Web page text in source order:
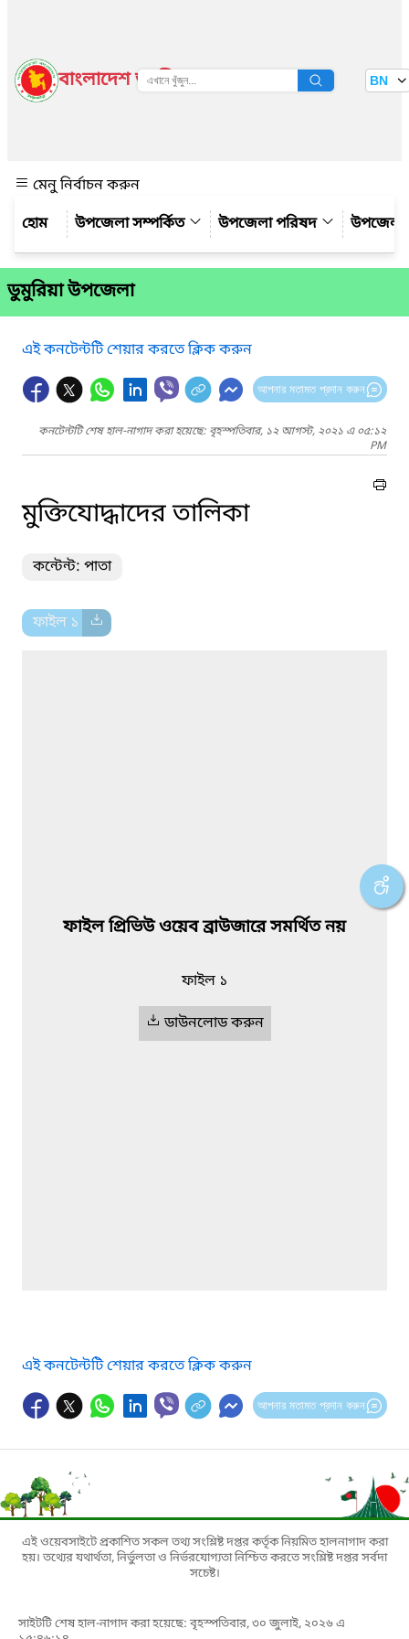
বাংলাদেশ জাতীয় তথ্য বাতায়ন BN
মেনু নির্বাচন করুন
উপজেলা সম্পর্কিত
উপজেলা পরিষদ উপজেলা
ডুমুরিয়া উপজেলা
এই কনটেন্টটি শেয়ার করতে ক্লিক করুন
আপনার মতামত প্রদান করুন
কনটেন্টটি শেষ হাল-নাগাদ করা হয়েছে: বৃহস্পতিবার, ১২ আগস্ট, ২০২১ এ ০৫:১২
PM
মুক্তিযোদ্ধাদের তালিকা
কন্টেন্ট: পাতা
ফাইল ১
ফাইল প্রিভিউ ওয়েব ব্রাউজারে সমর্থিত নয়
ফাইল ১
ডাউনলোড করুন
এই কনটেন্টটি শেয়ার করতে ক্লিক করুন
আপনার মতামত প্রদান করুন
এই ওয়েবসাইটে প্রকাশিত সকল তথ্য সংশ্লিষ্ট দপ্তর কর্তৃক নিয়মিত হালনাগাদ করা
হয়। তথ্যের যথার্থতা, নির্ভুলতা ও নির্ভরযোগ্যতা নিশ্চিত করতে সংশ্লিষ্ট দপ্তর সর্বদা
সচেষ্ট।
সাইটটি শেষ হাল-নাগাদ করা হয়েছে: বৃহস্পতিবার, ৩০ জুলাই, ২০২৬ এ